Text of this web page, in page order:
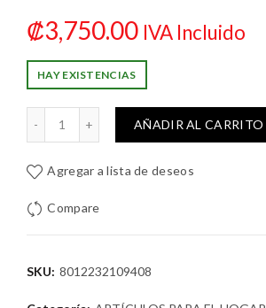
₡3,750.00 IVA Incluido
HAY EXISTENCIAS
Yale 30mm 110-30 cantidad
AÑADIR AL CARRITO
Agregar a lista de deseos
Compare
SKU: 8012232109408